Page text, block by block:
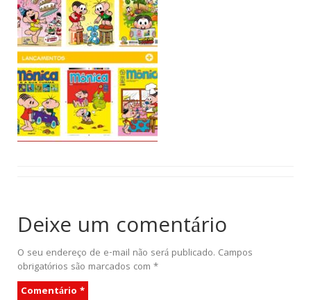
Deixe um comentário
O seu endereço de e-mail não será publicado. Campos
obrigatórios são marcados com *
Comentário *